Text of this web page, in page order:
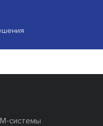
системы